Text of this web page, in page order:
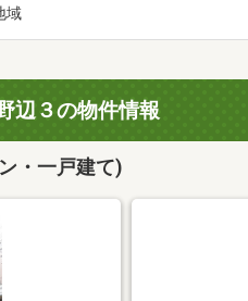
域
辺３の物件情報
・一戸建て)